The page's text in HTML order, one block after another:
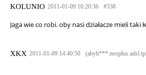
KOLUNIO 2011-01-09 16:20:36 #338
Jaga wie co robi. oby nasi działacze mieli taki
XKX 2011-01-09 14:40:50